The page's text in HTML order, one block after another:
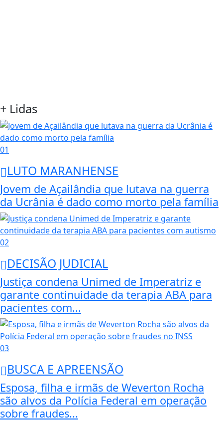
+ Lidas
01
LUTO MARANHENSE
Jovem de Açailândia que lutava na guerra
da Ucrânia é dado como morto pela família
02
DECISÃO JUDICIAL
Justiça condena Unimed de Imperatriz e
garante continuidade da terapia ABA para
pacientes com...
03
BUSCA E APREENSÃO
Esposa, filha e irmãs de Weverton Rocha
são alvos da Polícia Federal em operação
sobre fraudes...